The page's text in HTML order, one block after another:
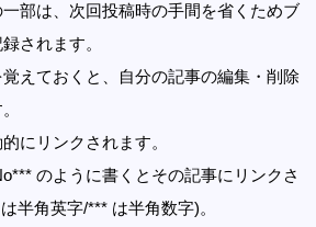
一部は、次回投稿時の手間を省くためブ
されます。
えておくと、自分の記事の編集・削除
にリンクされます。
のように書くとその記事にリンクさ
半角英字/*** は半角数字)。